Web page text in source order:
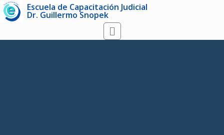
Escuela de Capacitación Judicial
Dr. Guillermo Snopek